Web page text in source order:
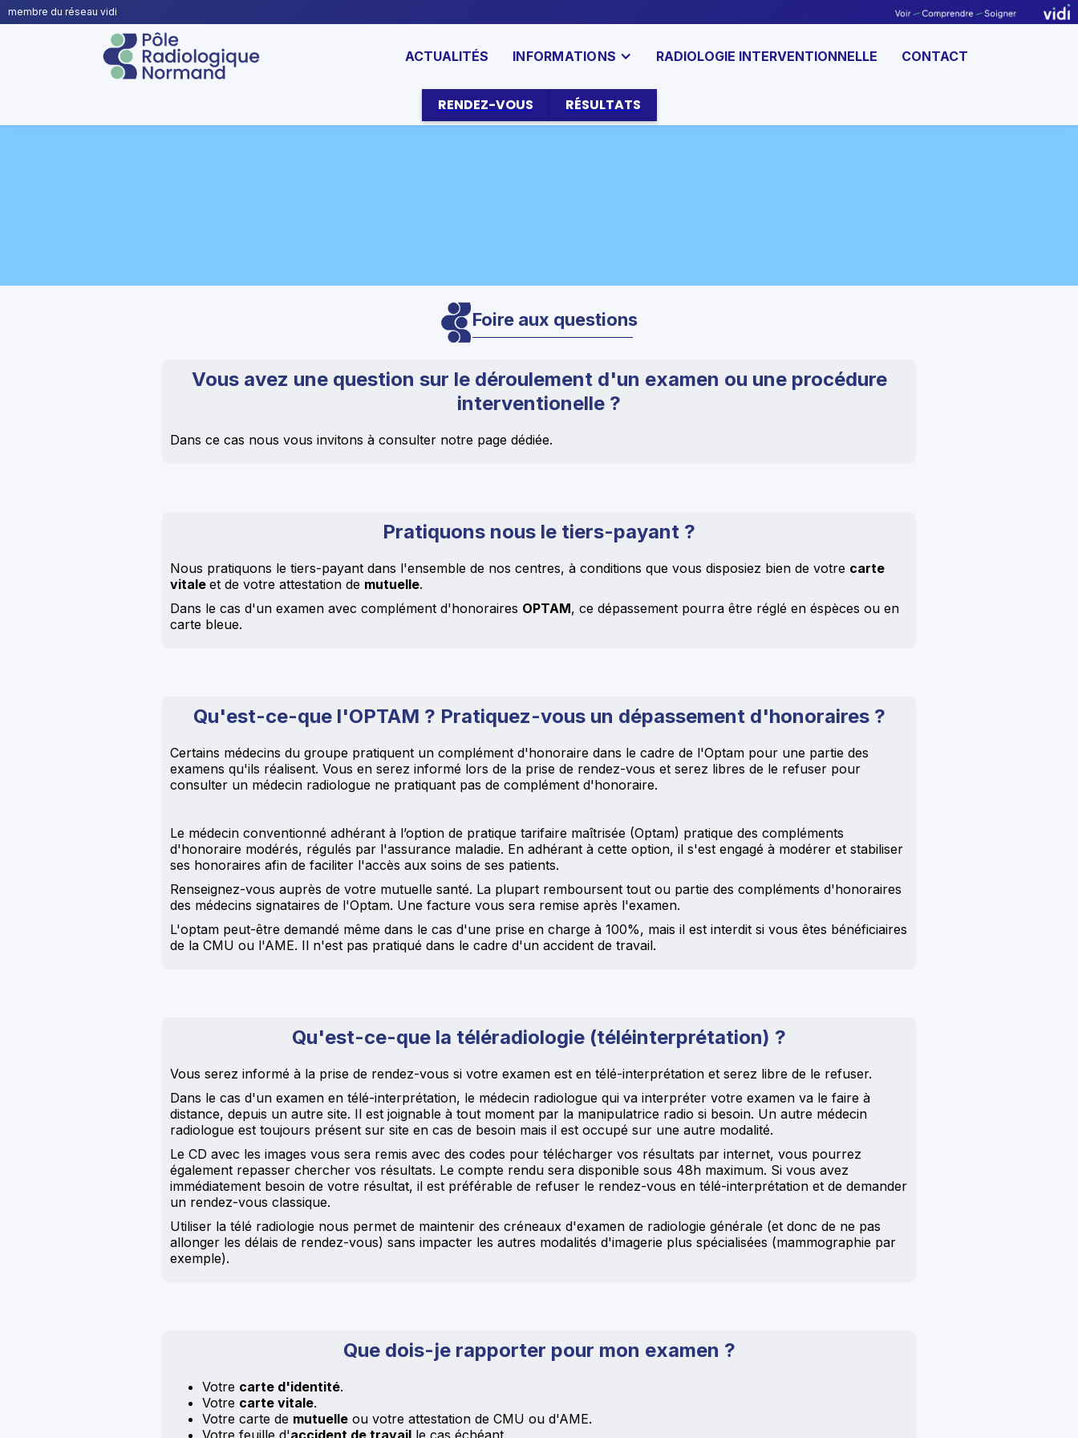
membre du réseau vidi
ACTUALITÉS INFORMATIONS RADIOLOGIE INTERVENTIONNELLE CONTACT
RENDEZ-VOUS RÉSULTATS
Foire aux questions
Vous avez une question sur le déroulement d'un examen ou une procédure
interventionelle ?
Dans ce cas nous vous invitons à consulter notre page dédiée.
Pratiquons nous le tiers-payant ?
Nous pratiquons le tiers-payant dans l'ensemble de nos centres, à conditions que vous disposiez bien de votre carte
vitale et de votre attestation de mutuelle.
Dans le cas d'un examen avec complément d'honoraires OPTAM, ce dépassement pourra être réglé en éspèces ou en
carte bleue.
Qu'est-ce-que l'OPTAM ? Pratiquez-vous un dépassement d'honoraires ?
Certains médecins du groupe pratiquent un complément d'honoraire dans le cadre de l'Optam pour une partie des
examens qu'ils réalisent. Vous en serez informé lors de la prise de rendez-vous et serez libres de le refuser pour
consulter un médecin radiologue ne pratiquant pas de complément d'honoraire.
Le médecin conventionné adhérant à l’option de pratique tarifaire maîtrisée (Optam) pratique des compléments
d'honoraire modérés, régulés par l'assurance maladie. En adhérant à cette option, il s'est engagé à modérer et stabiliser
ses honoraires afin de faciliter l'accès aux soins de ses patients.
Renseignez-vous auprès de votre mutuelle santé. La plupart remboursent tout ou partie des compléments d'honoraires
des médecins signataires de l'Optam. Une facture vous sera remise après l'examen.
L'optam peut-être demandé même dans le cas d'une prise en charge à 100%, mais il est interdit si vous êtes bénéficiaires
de la CMU ou l'AME. Il n'est pas pratiqué dans le cadre d'un accident de travail.
Qu'est-ce-que la téléradiologie (téléinterprétation) ?
Vous serez informé à la prise de rendez-vous si votre examen est en télé-interprétation et serez libre de le refuser.
Dans le cas d'un examen en télé-interprétation, le médecin radiologue qui va interpréter votre examen va le faire à
distance, depuis un autre site. Il est joignable à tout moment par la manipulatrice radio si besoin. Un autre médecin
radiologue est toujours présent sur site en cas de besoin mais il est occupé sur une autre modalité.
Le CD avec les images vous sera remis avec des codes pour télécharger vos résultats par internet, vous pourrez
également repasser chercher vos résultats. Le compte rendu sera disponible sous 48h maximum. Si vous avez
immédiatement besoin de votre résultat, il est préférable de refuser le rendez-vous en télé-interprétation et de demander
un rendez-vous classique.
Utiliser la télé radiologie nous permet de maintenir des créneaux d'examen de radiologie générale (et donc de ne pas
allonger les délais de rendez-vous) sans impacter les autres modalités d'imagerie plus spécialisées (mammographie par
exemple).
Que dois-je rapporter pour mon examen ?
Votre carte d'identité.
Votre carte vitale.
Votre carte de mutuelle ou votre attestation de CMU ou d'AME.
Votre feuille d'accident de travail le cas échéant.